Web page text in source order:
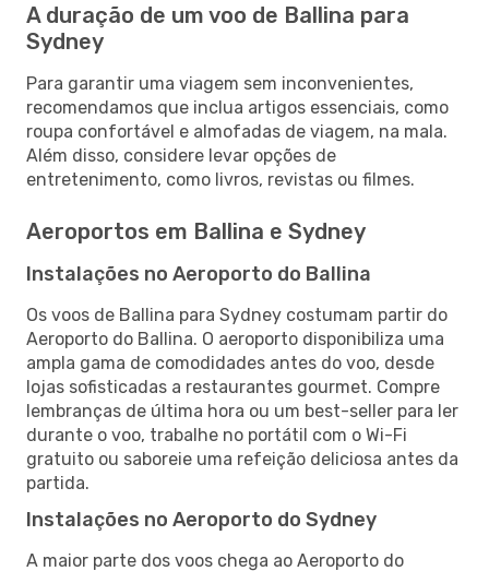
A duração de um voo de Ballina para
Sydney
Para garantir uma viagem sem inconvenientes,
recomendamos que inclua artigos essenciais, como
roupa confortável e almofadas de viagem, na mala.
Além disso, considere levar opções de
entretenimento, como livros, revistas ou filmes.
Aeroportos em Ballina e Sydney
Instalações no Aeroporto do Ballina
Os voos de Ballina para Sydney costumam partir do
Aeroporto do Ballina. O aeroporto disponibiliza uma
ampla gama de comodidades antes do voo, desde
lojas sofisticadas a restaurantes gourmet. Compre
lembranças de última hora ou um best-seller para ler
durante o voo, trabalhe no portátil com o Wi-Fi
gratuito ou saboreie uma refeição deliciosa antes da
partida.
Instalações no Aeroporto do Sydney
A maior parte dos voos chega ao Aeroporto do